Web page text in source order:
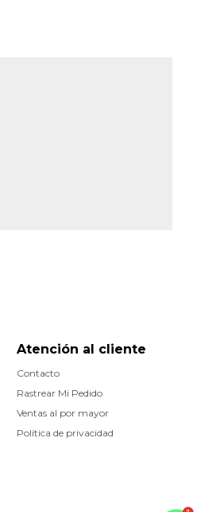
Atención al cliente
Contacto
Rastrear Mi Pedido
Ventas al por mayor
Política de privacidad